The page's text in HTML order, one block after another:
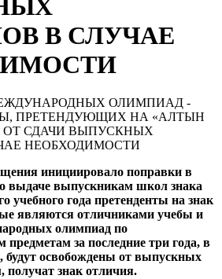
В СЛУЧАЕ
инициировало поправки в
выдаче выпускникам школ знака
учебного года претенденты на знак
являются отличниками учебы и
олимпиад по
за последние три года, в
будут освобождены от выпускных
получат знак отличия.